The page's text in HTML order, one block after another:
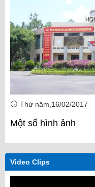
Thứ năm,16/02/2017
Một số hình ảnh
Video Clips